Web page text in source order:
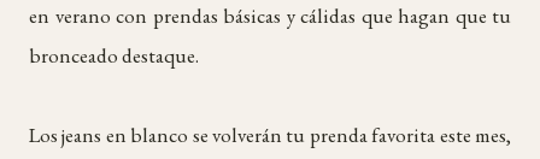
en verano con prendas básicas y cálidas que hagan que tu
bronceado destaque.
Los jeans en blanco se volverán tu prenda favorita este mes,